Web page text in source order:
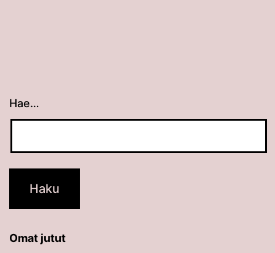
Hae…
Kun tuloksia tulee, voit selata niitä
Omat jutut